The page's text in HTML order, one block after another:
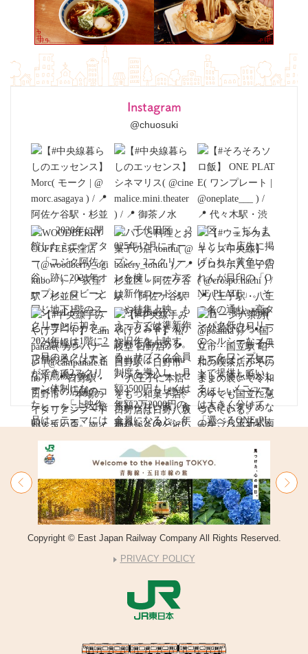
Instagram
@chuosuki
Copyright © East Japan Railway Company All Rights Reserved.
PRIVACY POLICY